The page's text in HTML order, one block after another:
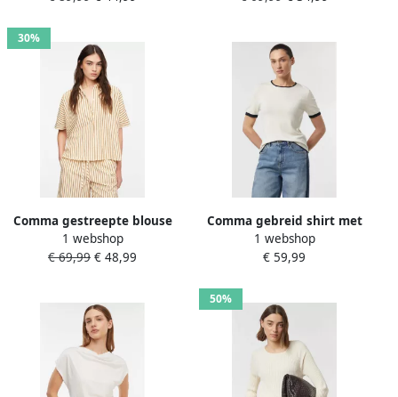
30%
Comma gestreepte blouse
beige
1 webshop
€ 69,99 € 48,99
Comma gebreid shirt met
ronde hals
1 webshop
€ 59,99
50%